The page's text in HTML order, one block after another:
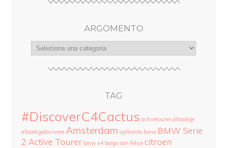
ARGOMENTO
argomento
TAG
#DiscoverC4Cactus activetourer altoadige
altoadigedavivere Amsterdam apttrento bmw BMW Serie
2 Active Tourer bmw x4 borgo san felice citroen